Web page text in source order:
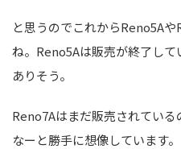
と思うのでこれからReno5A
ね。Reno5Aは販売が終了し
ありそう。
Reno7Aはまだ販売されてい
なーと勝手に想像しています。